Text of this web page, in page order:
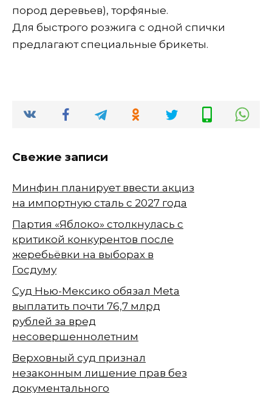
пород деревьев), торфяные.
Для быстрого розжига с одной спички
предлагают специальные брикеты.
Свежие записи
Минфин планирует ввести акциз
на импортную сталь с 2027 года
Партия «Яблоко» столкнулась с
критикой конкурентов после
жеребьёвки на выборах в
Госдуму
Суд Нью-Мексико обязал Meta
выплатить почти 76,7 млрд
рублей за вред
несовершеннолетним
Верховный суд признал
незаконным лишение прав без
документального